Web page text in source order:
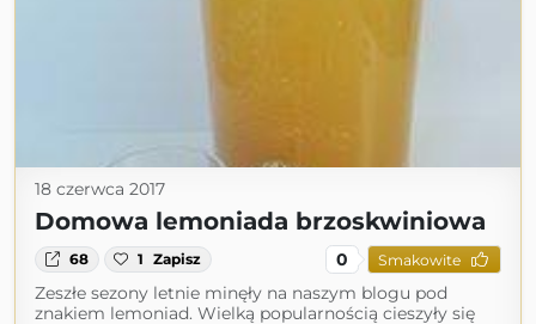
18 czerwca 2017
Domowa lemoniada brzoskwiniowa
68 1 Zapisz 0 Smakowite
Zeszłe sezony letnie minęły na naszym blogu pod
znakiem lemoniad. Wielką popularnością cieszyły się